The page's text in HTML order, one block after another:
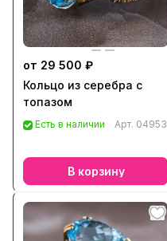
от 29 500 ₽
Кольцо из серебра с
топазом
Есть в наличии Арт. 04953
В корзину